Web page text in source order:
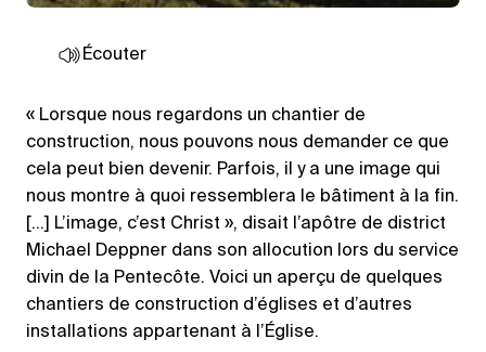
Écouter
« Lorsque nous regardons un chantier de
construction, nous pouvons nous demander ce que
cela peut bien devenir. Parfois, il y a une image qui
nous montre à quoi ressemblera le bâtiment à la fin.
[…] L’image, c’est Christ », disait l’apôtre de district
Michael Deppner dans son allocution lors du service
divin de la Pentecôte. Voici un aperçu de quelques
chantiers de construction d’églises et d’autres
installations appartenant à l’Église.